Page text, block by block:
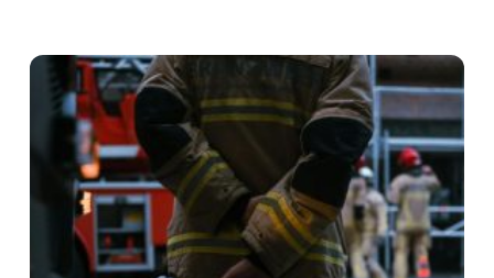
individanpa...